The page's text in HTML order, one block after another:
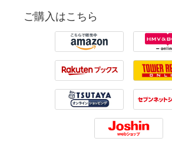
ご購入はこちら
Amazon
Rakuten Tower
Tsutaya
Joshin